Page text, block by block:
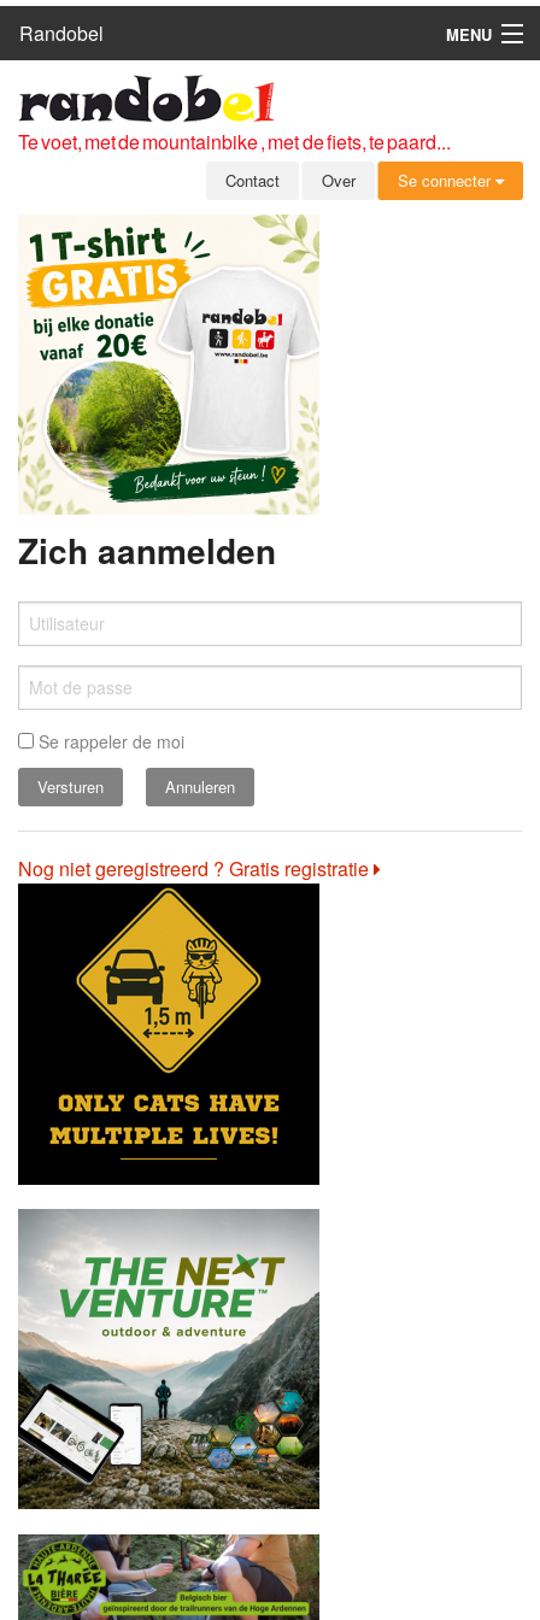
Randobel
MENU
ROUTES
CLUBS
OVER
LEDEN
ZICH AANMELDEN
GRATIS REGISTRATIE
WACHTWOORD VERGETEN
Te voet, met de mountainbike , met de fiets, te paard...
Contact Over Se connecter
Zich aanmelden
Se rappeler de moi
Annuleren
Nog niet geregistreerd ? Gratis registratie